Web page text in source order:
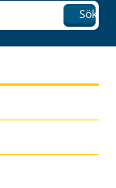
Sök